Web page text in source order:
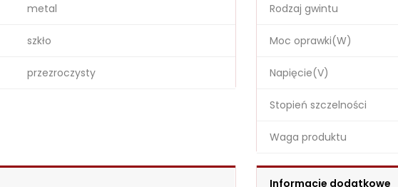
metal
szkło
przezroczysty
Rodzaj gwintu
Moc oprawki(W)
Napięcie(V)
Stopień szczelności
Waga produktu
Informacje dodatkowe